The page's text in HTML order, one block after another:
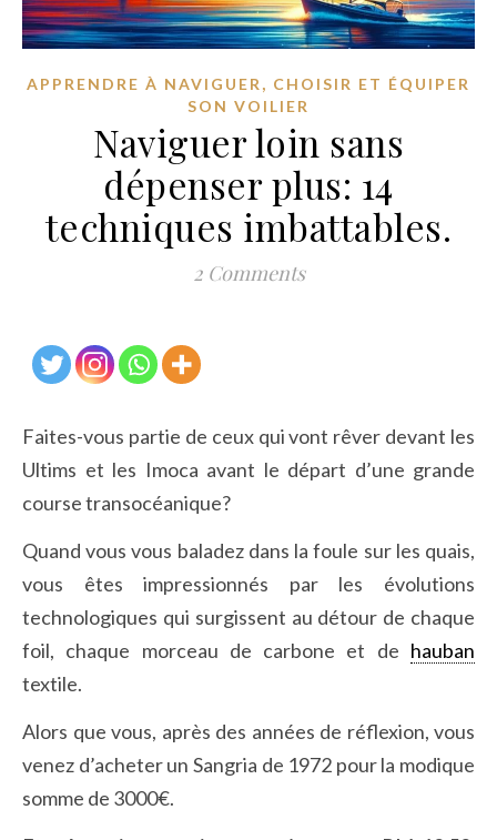
APPRENDRE À NAVIGUER , CHOISIR ET ÉQUIPER
SON VOILIER
Naviguer loin sans
dépenser plus: 14
techniques imbattables.
2 Comments
Faites-vous partie de ceux qui vont rêver devant les
Ultims et les Imoca avant le départ d’une grande
course transocéanique?
Quand vous vous baladez dans la foule sur les quais,
vous êtes impressionnés par les évolutions
technologiques qui surgissent au détour de chaque
foil, chaque morceau de carbone et de hauban
textile.
Alors que vous, après des années de réflexion, vous
venez d’acheter un Sangria de 1972 pour la modique
somme de 3000€.